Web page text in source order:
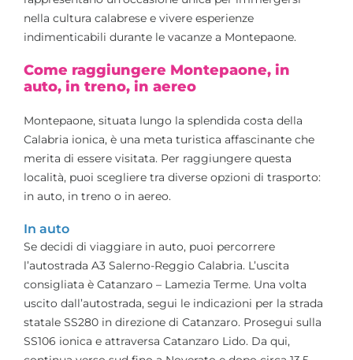
nella cultura calabrese e vivere esperienze
indimenticabili durante le vacanze a Montepaone.
Come raggiungere Montepaone, in
auto, in treno, in aereo
Montepaone, situata lungo la splendida costa della
Calabria ionica, è una meta turistica affascinante che
merita di essere visitata. Per raggiungere questa
località, puoi scegliere tra diverse opzioni di trasporto:
in auto, in treno o in aereo.
In auto
Se decidi di viaggiare in auto, puoi percorrere
l’autostrada A3 Salerno-Reggio Calabria. L’uscita
consigliata è Catanzaro – Lamezia Terme. Una volta
uscito dall’autostrada, segui le indicazioni per la strada
statale SS280 in direzione di Catanzaro. Prosegui sulla
SS106 ionica e attraversa Catanzaro Lido. Da qui,